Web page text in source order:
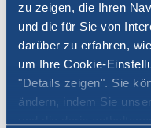
zu zeigen, die Ihren
und die für Sie von
darüber zu erfahren,
um Ihre Cookie-
"Details zeigen". Sie
ändern, indem Sie
Regionen, die von Tirrenia
Beispiel Bücher,
es wurde eine neue Art von
Premiere zu sehen sind;
Tirrenia.